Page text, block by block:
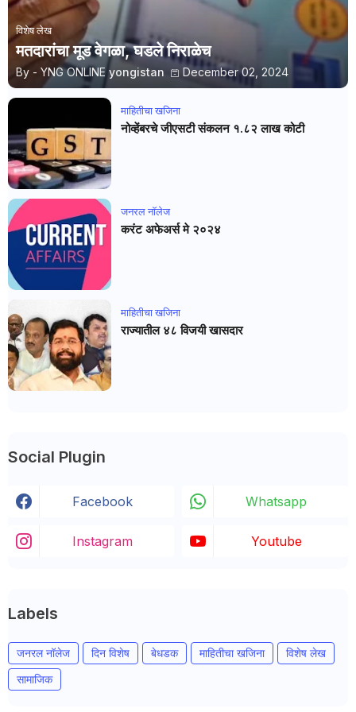
विशेष लेख
मतदारांचा मूड वेगळा, घडले निराळेच
By - YNG ONLINE yongistan December 02, 2024
माहितीचा खजिना
नोव्हेंबरचे जीएसटी संकलन १.८२ लाख कोटी
जनरल नाॅलेज
करंट अफेअर्स मे २०२४
माहितीचा खजिना
राज्यातील ४८ विजयी खासदार
Social Plugin
Facebook Whatsapp
Instagram Youtube
Labels
जनरल नॉलेज दिन विशेष बेधडक माहितीचा खजिना
विशेष लेख
सामाजिक